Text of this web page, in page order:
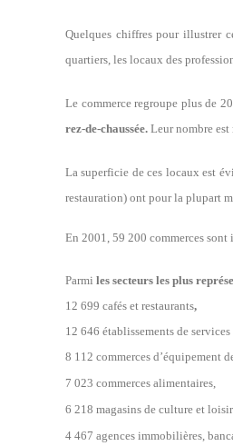
Quelques chiffres pour illustrer
quartiers, les locaux des
Le commerce regroupe plus de
rez-de-chaussée. Leur nombre est
La superficie de ces locaux est
restauration) ont pour la plupart
En 2001, 59 200 commerces sont
Parmi les secteurs les plus
12 699 cafés et restaurants,
12 646 établissements de
8 112 commerces d’équipement
7 023 commerces alimentaires,
6 218 magasins de culture et
4 467 agences immobilières,